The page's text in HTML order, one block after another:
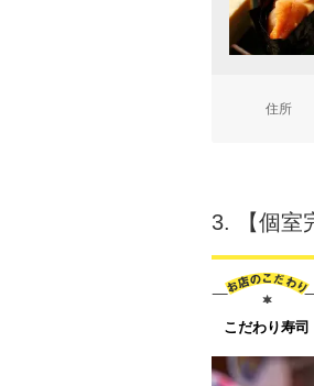
住所
3. 【個
こだわり寿司